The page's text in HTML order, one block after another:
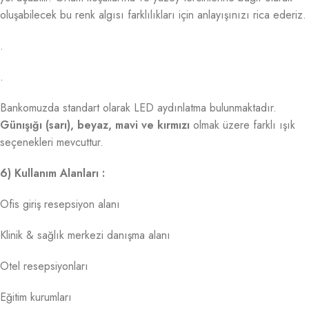
oluşabilecek bu renk algısı farklılıkları için anlayışınızı rica ederiz.
.
.
Bankomuzda standart olarak LED aydınlatma bulunmaktadır.
Günışığı (sarı), beyaz, mavi ve kırmızı olmak üzere farklı ışık
seçenekleri mevcuttur.
6) Kullanım Alanları :
Ofis giriş resepsiyon alanı
Klinik & sağlık merkezi danışma alanı
Otel resepsiyonları
Eğitim kurumları